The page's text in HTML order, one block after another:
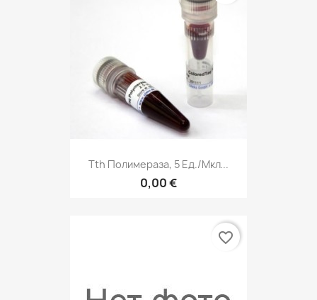
Tth Полимераза, 5 Ед./мкл...
0,00 €
favorite_border